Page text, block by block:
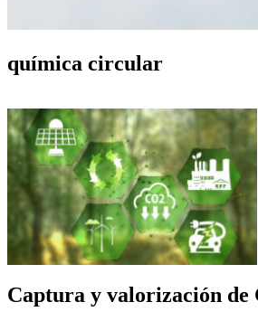
química circular
Captura y valorización de